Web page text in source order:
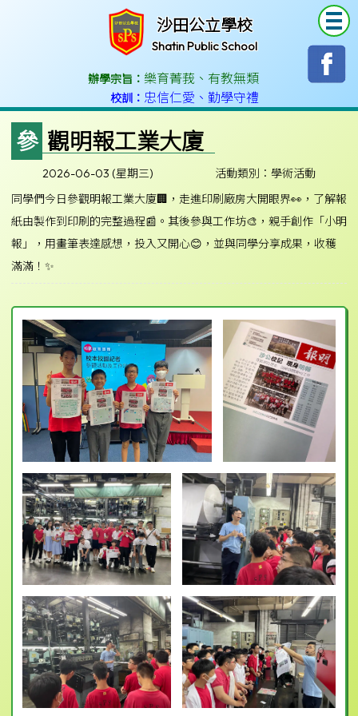
沙田公立學校
Shatin Public School
辦學宗旨： 樂育菁莪 、 有教無類
校訓： 忠信仁愛 、 勤學守禮
參觀明報工業大廈
2026-06-03 (星期三)
活動類別：學術活動
同學們今日參觀明報工業大廈🏢，走進印刷廠房大開眼界👀，了解報
紙由製作到印刷的完整過程📰。其後參與工作坊🎨，親手創作「小明
報」，用畫筆表達感想，投入又開心😊，並與同學分享成果，收穫
滿滿！✨